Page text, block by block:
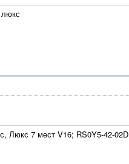
Люкс 7 мест V16; RS0Y5-42-02D